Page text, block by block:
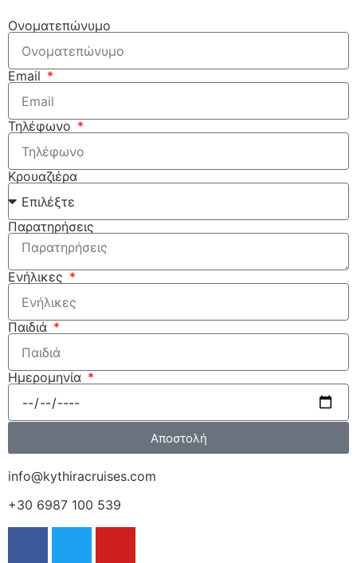
Ονοματεπώνυμο
Email
Τηλέφωνο
Κρουαζιέρα
Παρατηρήσεις
Ενήλικες
Παιδιά
Ημερομηνία
Αποστολή
info@kythiracruises.com
+30 6987 100 539